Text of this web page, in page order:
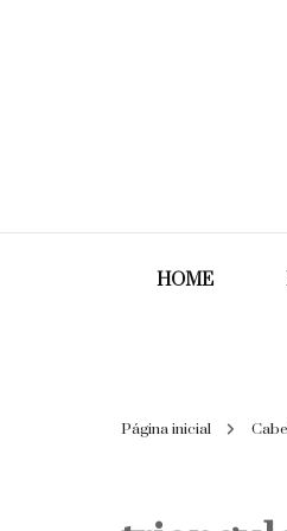
HOME
Página inicial